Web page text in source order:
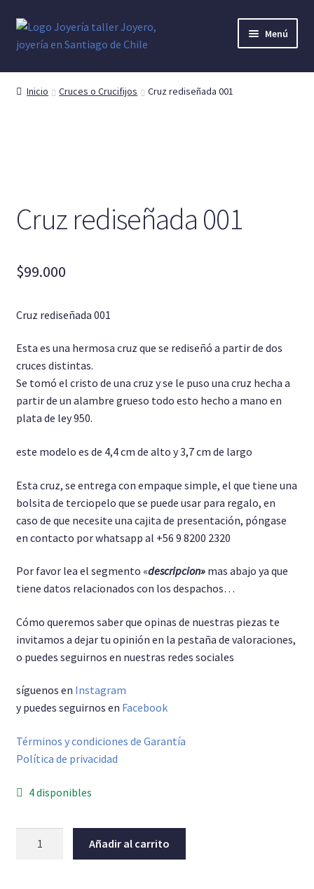
Ir
a
Ir
al
Menú
Anillo Hombre
Anillo Denario
Anillo Unisex
Cadenas
Inicio Cruces o Crucifijos Cruz rediseñada 001
Cruz rediseñada 001
$99.000
Cruz rediseñada 001
Esta es una hermosa cruz que se rediseñó a partir de dos
cruces distintas.
Se tomó el cristo de una cruz y se le puso una cruz hecha a
partir de un alambre grueso todo esto hecho a mano en
plata de ley 950.
este modelo es de 4,4 cm de alto y 3,7 cm de largo
Esta cruz, se entrega con empaque simple, el que tiene una
bolsita de terciopelo que se puede usar para regalo, en
caso de que necesite una cajita de presentación, póngase
en contacto por whatsapp al +56 9 8200 2320
Por favor lea el segmento «descripcion»mas abajo ya que
tiene datos relacionados con los despachos…
Cómo queremos saber que opinas de nuestras piezas te
invitamos a dejar tu opinión en la pestaña de valoraciones,
o puedes seguirnos en nuestras redes sociales
síguenos en Instagram
y puedes seguirnos en Facebook
Términos y condiciones de Garantía
Política de privacidad
4 disponibles
Añadir al carrito